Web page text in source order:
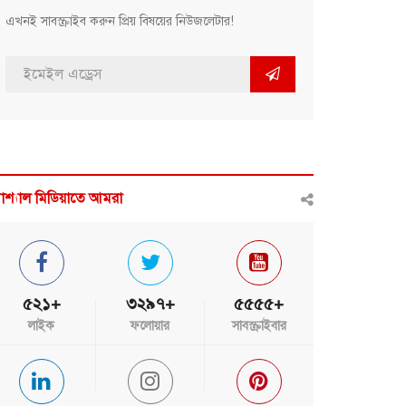
এখনই সাবস্ক্রাইব করুন প্রিয় বিষয়ের নিউজলেটার!
মিডিয়াতে আমরা
৫২১+
লাইক
৩২৯৭+
ফলোয়ার
৫৫৫৫+
সাবস্ক্রাইবার